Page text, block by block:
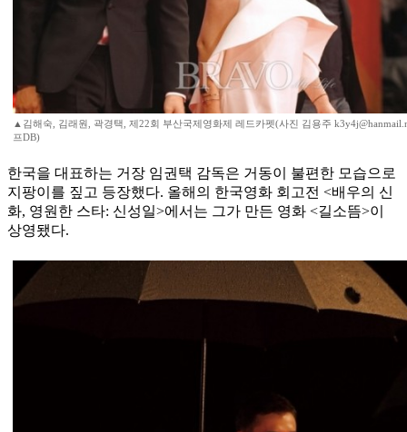
▲김해숙, 김래원, 곽경택, 제22회 부산국제영화제 레드카펫(사진 김용주
프DB)
한국을 대표하는 거장 임권택 감독은 거동이 불편한 모습으로
지팡이를 짚고 등장했다. 올해의 한국영화 회고전 <배우의 신
화, 영원한 스타: 신성일>에서는 그가 만든 영화 <길소뜸>이
상영됐다.